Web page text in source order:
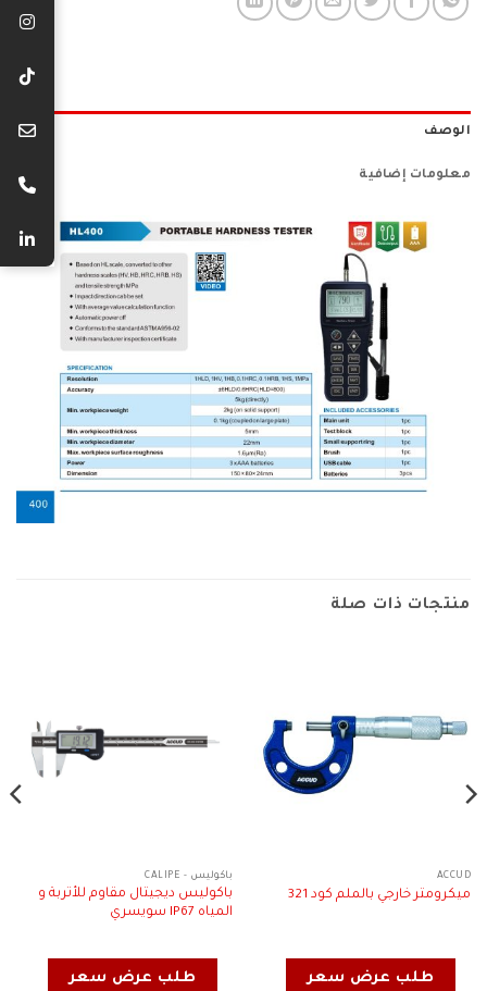
الوصف
معلومات إضافية
منتجات ذات صلة
ACCUD
ميكرومتر خارجي بالملم كود 321
طلب عرض سعر
باكوليس - CALIPE
باكوليس ديجيتال مقاوم للأتربة و
المياه IP67 سويسري
طلب عرض سعر